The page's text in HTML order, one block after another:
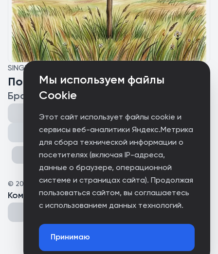
Мы используем файлы
Cookie
Этот сайт использует файлы cookie и
сервисы веб-аналитики Яндекс.Метрика
для сбора технической информации о
посетителях (включая IP-адреса,
данные о браузере, операционной
системе и страницах сайта). Продолжая
пользоваться сайтом, вы соглашаетесь
с использованием данных технологий.
Принимаю
SINGLE
Послушай меня!
Бродяги с Базовой
Поделиться
© 2026 Не май месяц
Комментарии(0 )